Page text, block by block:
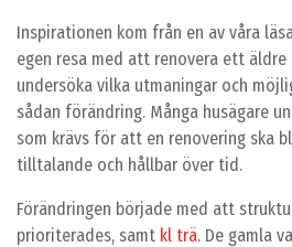
Inspirationen kom från en av våra
egen resa med att renovera ett
undersöka vilka utmaningar och
sådan förändring. Många husägare
som krävs för att en renovering ska
tilltalande och hållbar över tid.
Förändringen började med att
prioriterades, samt kl trä. De gamla